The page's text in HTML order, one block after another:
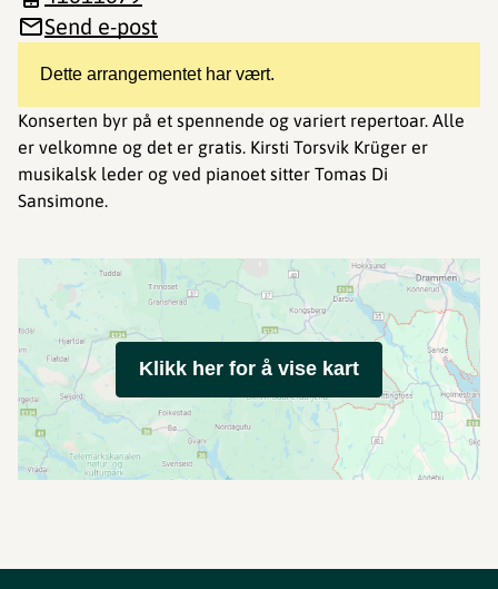
Dette arrangementet har vært.
Konserten byr på et spennende og variert repertoar. Alle
er velkomne og det er gratis. Kirsti Torsvik Krüger er
musikalsk leder og ved pianoet sitter Tomas Di
Sansimone.
Send e-post
Klikk her for å vise kart